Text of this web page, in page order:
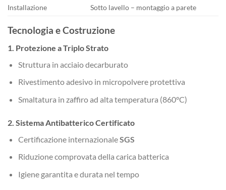
Installazione
Sotto lavello – montaggio a parete
Tecnologia e Costruzione
1. Protezione a Triplo Strato
Struttura in acciaio decarburato
Rivestimento adesivo in micropolvere protettiva
Smaltatura in zaffiro ad alta temperatura (860°C)
2. Sistema Antibatterico Certificato
Certificazione internazionaleSGS
Riduzione comprovata della carica batterica
Igiene garantita e durata nel tempo